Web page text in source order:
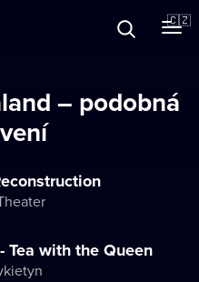
🇨🇿
– podobná
Tea with the Queen